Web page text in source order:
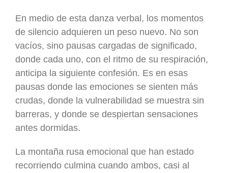
En medio de esta danza verbal, los momentos
de silencio adquieren un peso nuevo. No son
vacíos, sino pausas cargadas de significado,
donde cada uno, con el ritmo de su respiración,
anticipa la siguiente confesión. Es en esas
pausas donde las emociones se sienten más
crudas, donde la vulnerabilidad se muestra sin
barreras, y donde se despiertan sensaciones
antes dormidas.
La montaña rusa emocional que han estado
recorriendo culmina cuando ambos, casi al